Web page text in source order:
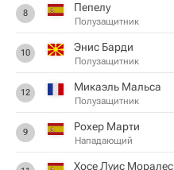
8 Пепелу
Полузащитник
10 Энис Барди
Полузащитник
12 Микаэль Мальса
Полузащитник
9 Рохер Марти
Нападающий
Хосе Луис Моралес